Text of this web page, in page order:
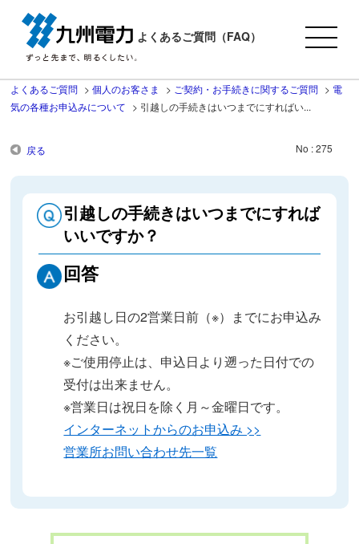
よくあるご質問（FAQ）
よくあるご質問 >個人のお客さま > ご契約・お手続きに関するご質問 > 電
気の各種お申込みについて > 引越しの手続きはいつまでにすればい...
戻る No : 275
引越しの手続きはいつまでにすれば
いいですか？
回答
お引越し日の2営業日前（※）までにお申込み
ください。
※ご使用停止は、申込日より遡った日付での
受付は出来ません。
※営業日は祝日を除く月～金曜日です。
インターネットからのお申込み >>
営業所お問い合わせ先一覧